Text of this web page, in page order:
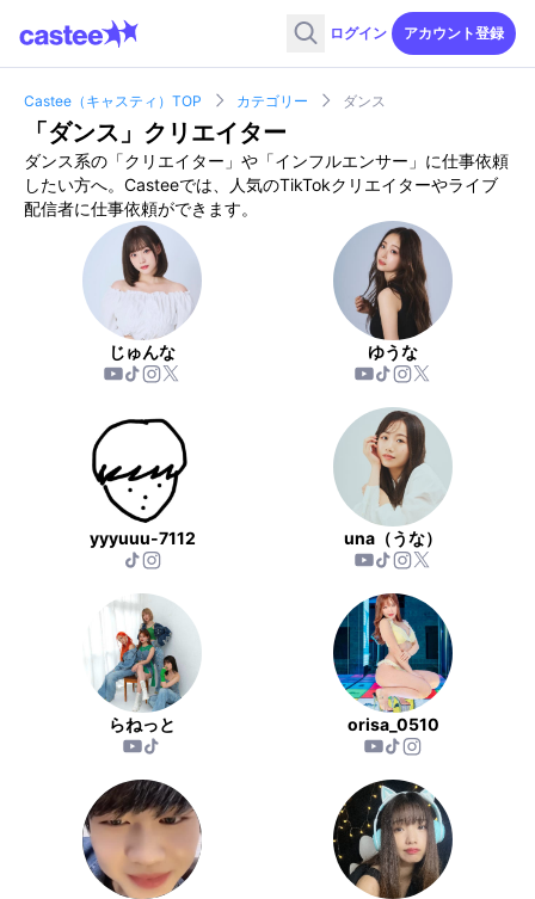
ログイン アカウント登録
Castee（キャスティ）TOP カテゴリー ダンス
「ダンス 」クリエイター
ダンス系の「クリエイター」や「インフルエンサー」に仕事依頼
したい方へ。Casteeでは、人気のTikTokクリエイターやライブ
配信者に仕事依頼ができます。
じゅんな ゆうな
yyyuuu-7112 una（うな）
らねっと orisa_0510